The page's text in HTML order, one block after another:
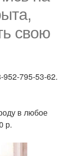
свою
795-53-62.
в любое
р.